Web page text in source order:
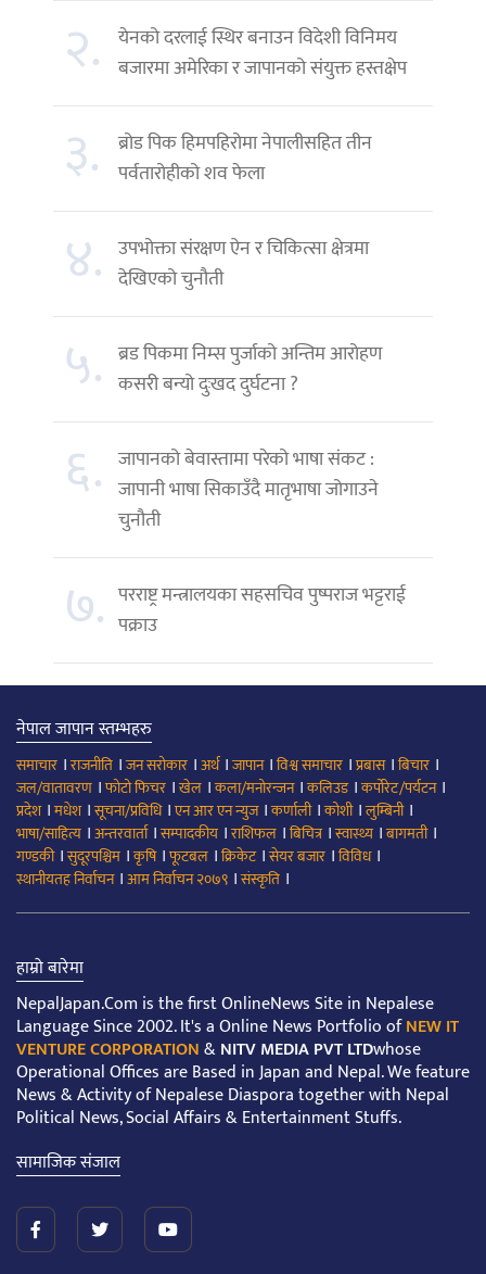
२. येनको दरलाई स्थिर बनाउन विदेशी विनिमय
बजारमा अमेरिका र जापानको संयुक्त हस्तक्षेप
३.
ब्रोड पिक हिमपहिरोमा नेपालीसहित तीन
पर्वतारोहीको शव फेला
४. उपभोक्ता संरक्षण ऐन र चिकित्सा क्षेत्रमा
देखिएको चुनौती
५. ब्रड पिकमा निम्स पुर्जाको अन्तिम आरोहण
कसरी बन्यो दुःखद दुर्घटना ?
६. जापानको बेवास्तामा परेको भाषा संकट :
जापानी भाषा सिकाउँदै मातृभाषा जोगाउने
चुनौती
७. परराष्ट्र मन्त्रालयका सहसचिव पुष्पराज भट्टराई
पक्राउ
नेपाल जापान स्तम्भहरु
समाचार ।राजनीति ।जन सरोकार ।अर्थ।जापान।विश्व समाचार ।प्रबास।बिचार ।
जल/वातावरण ।फोटो फिचर ।खेल ।कला/मनोरन्जन।कलिउड।कर्पोरेट/पर्यटन।
प्रदेश।मधेश।सूचना/प्रविधि।एन आर एन न्युज।कर्णाली।कोशी।लुम्बिनी।
भाषा/साहित्य ।अन्तरवार्ता।सम्पादकीय ।राशिफल ।बिचित्र।स्वास्थ्य ।बागमती।
गण्डकी।सुदूरपश्चिम ।कृषि।फूटबल ।क्रिकेट।सेयर बजार ।विविध।
स्थानीयतह निर्वाचन।आम निर्वाचन २०७९ ।संस्कृति ।
हाम्रो बारेमा
NepalJapan.Com is the first OnlineNews Site in Nepalese
Language Since 2002. It's a Online News Portfolio ofNEW IT
VENTURE CORPORATION&NITV MEDIA PVT LTDwhose
Operational Offices are Based in Japan and Nepal. We feature
News & Activity of Nepalese Diaspora together with Nepal
Political News, Social Affairs & Entertainment Stuffs.
सामाजिक संजाल